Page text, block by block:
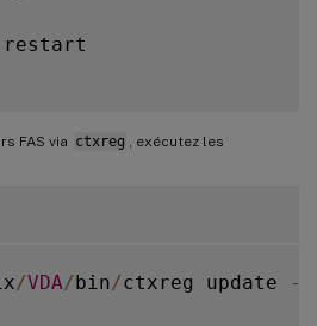
restart
FAS via ctxreg
, exécutez les
/VDA/bin/ctxreg update -